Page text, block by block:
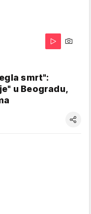
smrt":
u Beogradu,